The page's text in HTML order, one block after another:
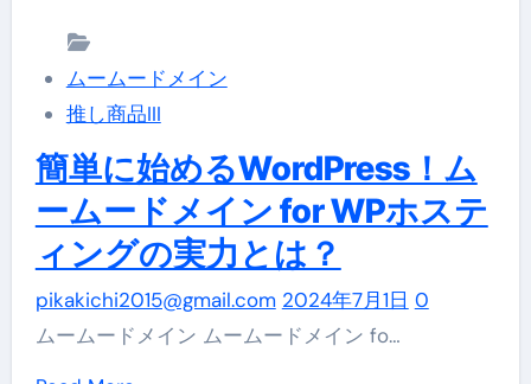
数
ア
カ
ウ
ン
ト
を
活
ムームードメイン
推し商品III
簡単に始めるWordPress！ム
ームードメイン for WPホステ
ィングの実力とは？
pikakichi2015@gmail.com 2024年7月1日 0
ムームードメイン ムームードメイン fo…